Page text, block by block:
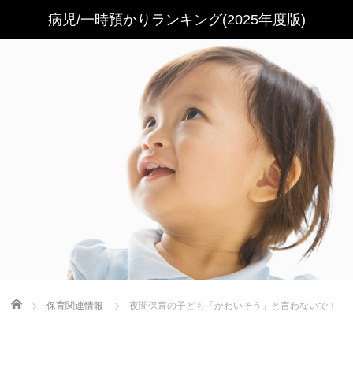
Home 保育関連情報 夜間保育の子ども「かわいそう」と言わないで！